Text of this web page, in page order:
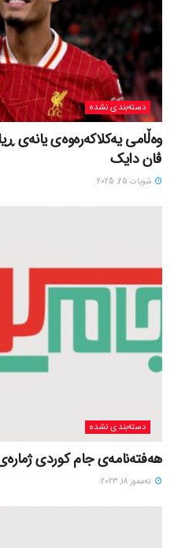
دسته‌بندی نشده
وەڵامی یەکلاکەرەوەی یانەی
ڤان دایک
شوبات 25, 2025
دسته‌بندی نشده
هەفتەنامەی جام کوردی ژمارەی
ته‌مموز 18, 2023